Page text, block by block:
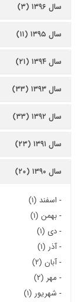
سال ۱۳۹۶ (۳)
سال ۱۳۹۵ (۱۱)
سال ۱۳۹۴ (۲۱)
سال ۱۳۹۳ (۳۳)
سال ۱۳۹۲ (۳۳)
سال ۱۳۹۱ (۲۳)
سال ۱۳۹۰ (۲۰)
- اسفند (۱)
-بهمن (۱)
-دی (۱)
-آذر (۱)
-آبان (۲)
- مهر (۲)
- شهریور (۱)